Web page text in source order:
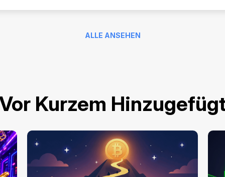
ALLE ANSEHEN
Kurzem